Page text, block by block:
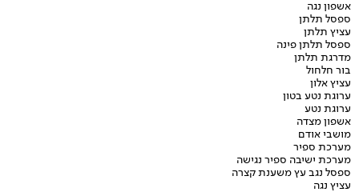
אשפון נגה
ספסל תלתן
עציץ תלתן
ספסל תלתן פינה
מדרגת תלתן
בור חלחול
עציץ אלון
ערוגת נטע בטון
ערוגת נטע
אשפון מצדה
מושבי אודם
מערכת ספיר
מערכת ישיבה ספיר נגישה
ספסל נגב עץ משענת קצרה
עציץ נגה